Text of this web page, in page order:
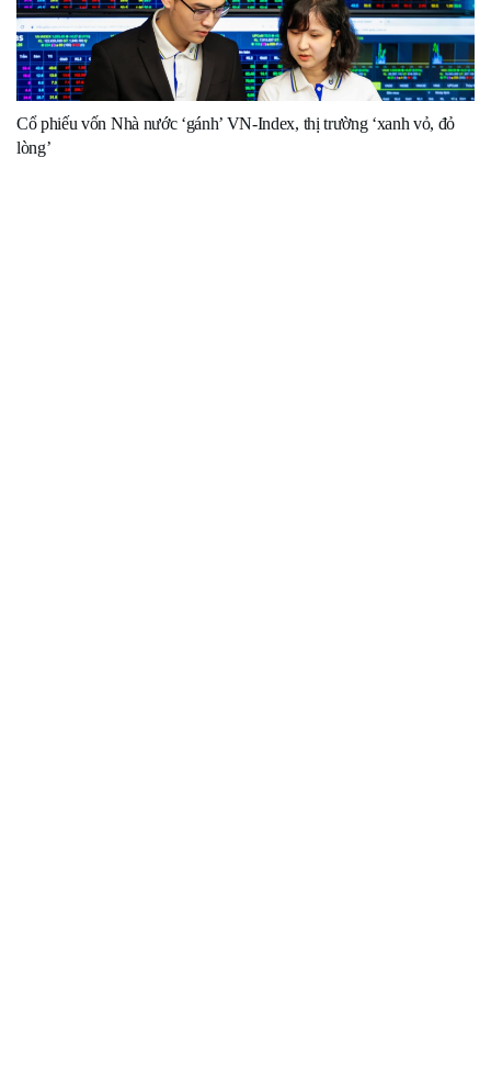
Cổ phiếu vốn Nhà nước ‘gánh’ VN-Index, thị trường ‘xanh vỏ, đỏ
lòng’